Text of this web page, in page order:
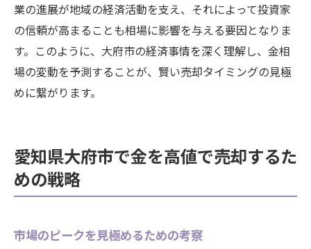
業の進展が地域の経済活動を支え、それによって投資家
の信頼が高まることも相場に影響を与える要因となりま
す。このように、大府市の経済事情を深く理解し、金相
場の変動を予測することが、賢い売却タイミングの見極
めに繋がります。
愛知県大府市で金を高値で売却するた
めの戦略
市場のピークを見極めるための考察